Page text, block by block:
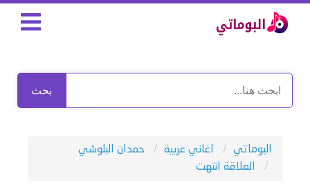
بحث
البوماتي اغاني عربية
حمدان البلوشي
العلاقة انتهت